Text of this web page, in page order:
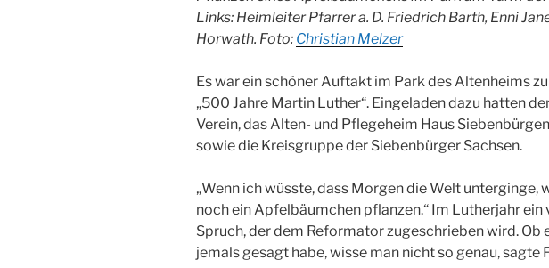
Links: Heimleiter Pfarrer a. D. Friedrich Barth, Enni
Horwath. Foto: Christian Melzer
Es war ein schöner Auftakt im Park des Altenheims
„500 Jahre Martin Luther“. Eingeladen dazu hatten
Verein, das Alten- und Pflegeheim Haus
sowie die Kreisgruppe der Siebenbürger Sachsen.
„Wenn ich wüsste, dass Morgen die Welt unterginge,
noch ein Apfelbäumchen pflanzen.“ Im Lutherjahr
Spruch, der dem Reformator zugeschrieben wird. Ob
jemals gesagt habe, wisse man nicht so genau, sagte